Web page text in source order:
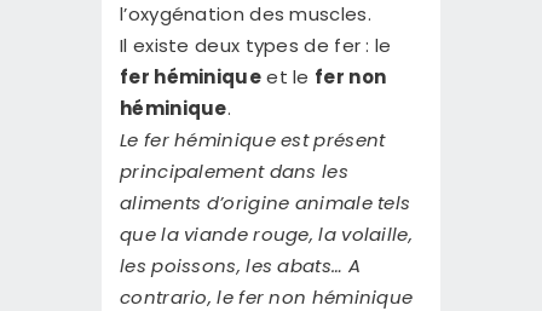
l’oxygénation des muscles.
Il existe deux types de fer : le
fer héminiqueet le fer non
héminique.
Le fer héminique est présent
principalement dans les
aliments d’origine animale tels
que la viande rouge, la volaille,
les poissons, les abats… A
contrario, le fer non héminique